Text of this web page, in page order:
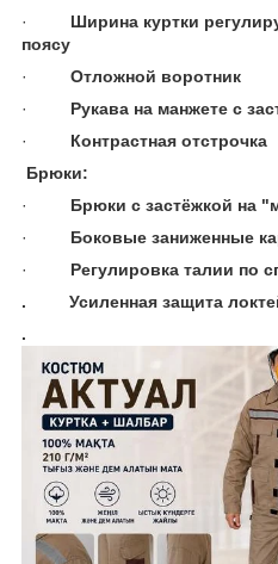
· Ширина куртки
поясу
· Отложной воротник
· Рукава на манжете с
· Контрастная отстрочка
Брюки:
· Брюки с застёжкой на
· Боковые заниженные
· Регулировка талии по
. Усиленная защита
.